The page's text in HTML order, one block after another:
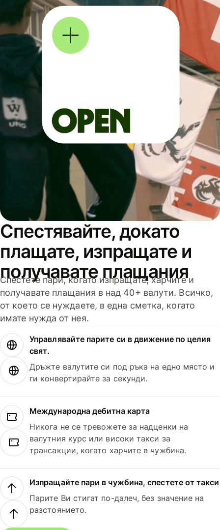
Спестявайте, докато
плащате, изпращате и
получавате плащания
Спестете пари, когато изпращате, харчите и
получавате плащания в над 40+ валути. Всичко,
от което се нуждаете, в една сметка, когато
имате нужда от нея.
Управлявайте парите си в движение по целия
свят.
Дръжте валутите си под ръка на едно място и
ги конвертирайте за секунди.
Международна дебитна карта
Никога не се тревожете за надценки на
валутния курс или високи такси за
трансакции, когато харчите в чужбина.
Изпращайте пари в чужбина, спестете от такси
Парите Ви стигат по-далеч, без значение на
разстоянието.